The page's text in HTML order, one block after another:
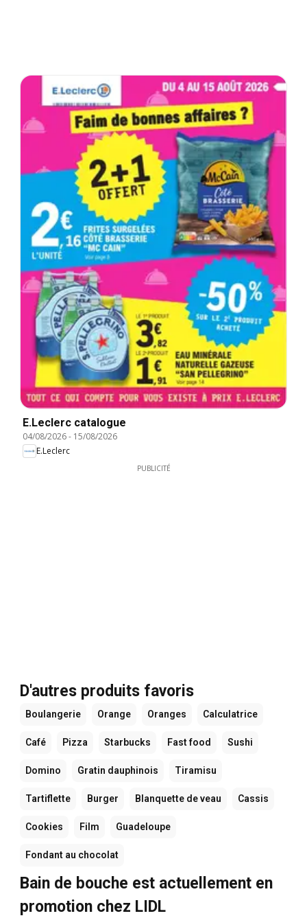
E.Leclerc catalogue
04/08/2026- 15/08/2026
E.Leclerc
PUBLICITÉ
D'autres produits favoris
Boulangerie Orange Oranges Calculatrice
Café Pizza Starbucks Fast food Sushi
Domino Gratin dauphinois Tiramisu
Tartiflette Burger Blanquette de veau Cassis
Cookies Film Guadeloupe
Fondant au chocolat
Bain de bouche est actuellement en
promotion chez LIDL